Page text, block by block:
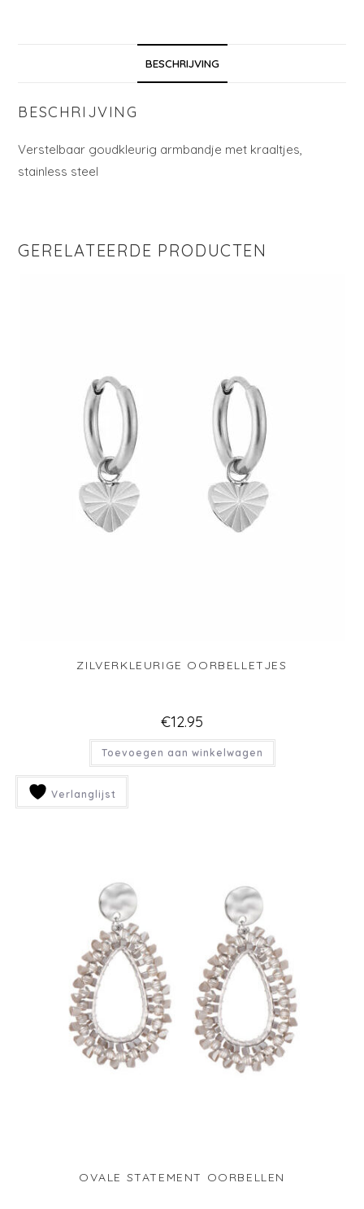
BESCHRIJVING
BESCHRIJVING
Verstelbaar goudkleurig armbandje met kraaltjes,
stainless steel
GERELATEERDE PRODUCTEN
ZILVERKLEURIGE OORBELLETJES
€12.95
Toevoegen aan winkelwagen
Verlanglijst
OVALE STATEMENT OORBELLEN